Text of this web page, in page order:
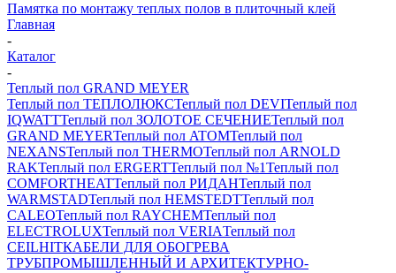
Памятка по монтажу теплых полов в плиточный клей
Главная
-
Каталог
-
Теплый пол GRAND MEYER
Теплый пол ТЕПЛОЛЮКСТеплый пол DEVIТеплый пол
IQWATTТеплый пол ЗОЛОТОЕ СЕЧЕНИЕТеплый пол
GRAND MEYERТеплый пол ATOMТеплый пол
NEXANSТеплый пол THERMOТеплый пол ARNOLD
RAKТеплый пол ERGERTТеплый пол №1Теплый пол
COMFORTHEATТеплый пол РИДАНТеплый пол
WARMSTADТеплый пол HEMSTEDTТеплый пол
CALEOТеплый пол RAYCHEMТеплый пол
ELECTROLUXТеплый пол VERIAТеплый пол
CEILHITКАБЕЛИ ДЛЯ ОБОГРЕВА
ТРУБПРОМЫШЛЕННЫЙ И АРХИТЕКТУРНО-